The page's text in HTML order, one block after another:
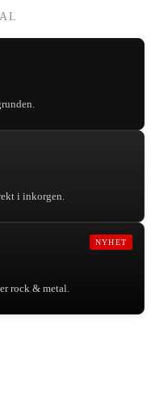
i inkorgen.
NYHET
rock & metal.